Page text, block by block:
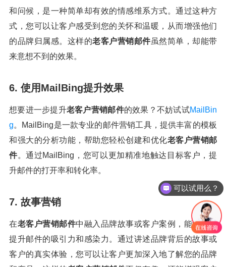
和问候，是一种简单却有效的情感维系方式。通过这种方
式，您可以让客户感受到您的关怀和温暖，从而增强他们
的品牌归属感。这样的老客户营销邮件虽然简单，却能带
来意想不到的效果。
6. 使用MailBing提升效果
想要进一步提升老客户营销邮件的效果？不妨试试MailBin
g。MailBing是一款专业的邮件营销工具，提供丰富的模板
和强大的分析功能，帮助您轻松创建和优化老客户营销邮
件。通过MailBing，您可以更加精准地触达目标客户，提
升邮件的打开率和转化率。
7. 故事营销
在老客户营销邮件中融入品牌故事或客户案例，能够有效
提升邮件的吸引力和感染力。通过讲述品牌背后的故事或
客户的真实体验，您可以让客户更加深入地了解您的品牌
可以试用么？